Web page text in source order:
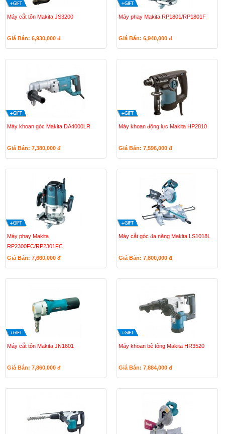
Máy cắt tôn Makita JS3200
Giá Bán: 6,930,000 đ
Máy phay Makita RP1801/RP1801F
Giá Bán: 6,940,000 đ
Máy khoan góc Makita DA4000LR
Giá Bán: 7,380,000 đ
Máy khoan động lực Makita HP2810
Giá Bán: 7,596,000 đ
Máy phay Makita
RP2300FC/RP2301FC
Giá Bán: 7,660,000 đ
Máy cắt góc đa năng Makita LS1018L
Giá Bán: 7,800,000 đ
Máy cắt tôn Makita JN1601
Giá Bán: 7,860,000 đ
Máy khoan bê tông Makita HR3520
Giá Bán: 7,884,000 đ